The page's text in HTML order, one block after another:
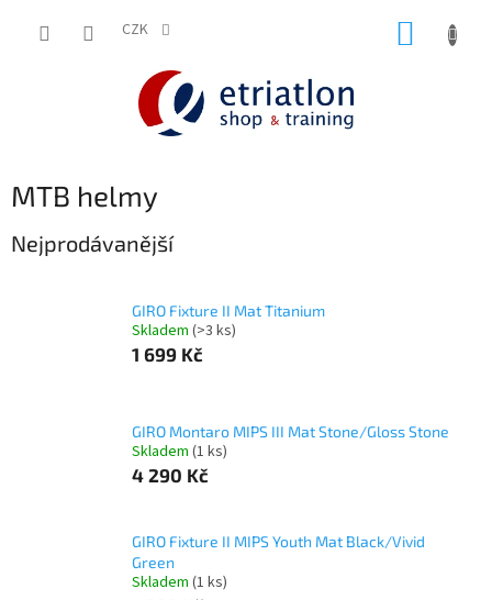
CZK
MTB helmy
Nejprodávanější
GIRO Fixture II Mat Titanium
Skladem (>3 ks)
1 699 Kč
GIRO Montaro MIPS III Mat Stone/Gloss Stone
Skladem (1 ks)
4 290 Kč
GIRO Fixture II MIPS Youth Mat Black/Vivid
Green
Skladem (1 ks)
shop.etriatlon.cz - Chat